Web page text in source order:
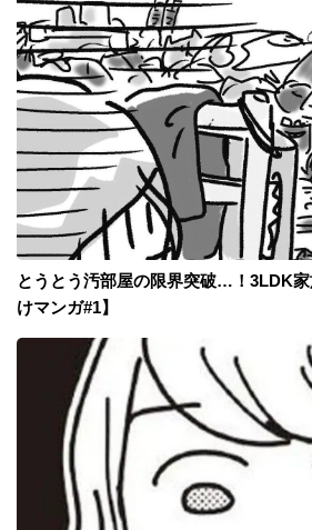
とうとう汚部屋の限界突破…！3LDK
けマンガ#1】